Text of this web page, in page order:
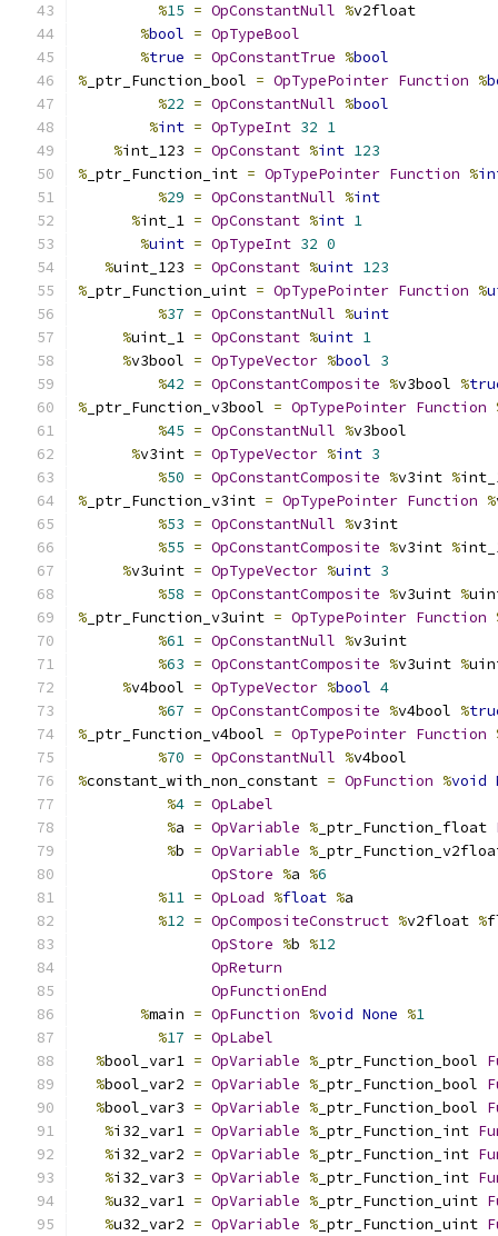
%15 = OpConstantNull %v2float
%bool = OpTypeBool
%true = OpConstantTrue %bool
% _ptr_Function_bool = OpTypePointer Function %
%22 = OpConstantNull %bool
%int = OpTypeInt 32 1
%int_123 = OpConstant %int 123
% _ptr_Function_int = OpTypePointer Function %
%29 = OpConstantNull %int
%int_1 = OpConstant %int 1
%uint = OpTypeInt 32 0
%uint_123 = OpConstant %uint 123
% _ptr_Function_uint = OpTypePointer Function %
%37 = OpConstantNull %uint
%uint_1 = OpConstant %uint 1
%v3bool = OpTypeVector %bool 3
%42 = OpConstantComposite %v3bool %
% _ptr_Function_v3bool = OpTypePointer Function
%45 = OpConstantNull %v3bool
%v3int = OpTypeVector %int 3
%50 = OpConstantComposite %v3int %
% _ptr_Function_v3int = OpTypePointer Function %
%53 = OpConstantNull %v3int
%55 = OpConstantComposite %v3int %
%v3uint = OpTypeVector %uint 3
%58 = OpConstantComposite %v3uint %
% _ptr_Function_v3uint = OpTypePointer Function
%61 = OpConstantNull %v3uint
%63 = OpConstantComposite %v3uint %
%v4bool = OpTypeVector %bool 4
%67 = OpConstantComposite %v4bool %
% _ptr_Function_v4bool = OpTypePointer Function
%70 = OpConstantNull %v4bool
%constant_with_non_constant = OpFunction %void
%4 = OpLabel
%a = OpVariable % _ptr_Function_float
%b = OpVariable %
OpStore %a %6
%11 = OpLoad %float %a
%12 = OpCompositeConstruct %v2float %
OpStore %b %12
OpReturn
OpFunctionEnd
%main = OpFunction %void None %1
%17 = OpLabel
%bool_var1 = OpVariable % _ptr_Function_bool
%bool_var2 = OpVariable % _ptr_Function_bool
%bool_var3 = OpVariable % _ptr_Function_bool
%i32_var1 = OpVariable % _ptr_Function_int
%i32_var2 = OpVariable % _ptr_Function_int
%i32_var3 = OpVariable % _ptr_Function_int
%u32_var1 = OpVariable % _ptr_Function_uint
%u32_var2 = OpVariable % _ptr_Function_uint